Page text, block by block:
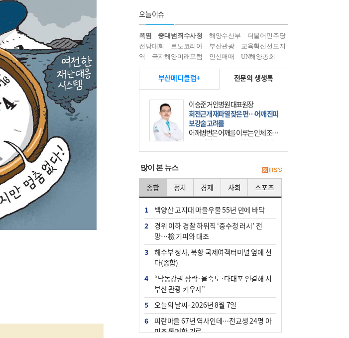
오늘이슈
폭염 중대범죄수사청 해양수산부
더불어민주당
전당대회
르노코리아 부산관광
교육혁신선도지
역
극지해양미래포럼 인신매매 UN해양총회
부산메디클럽+ 전문의 생생톡
이승준 거인병원 대표원장
회전근개 재파열 잦은 편…어깨 진피
보강술 고려를
어깨병변은 어깨를 이루는 인체 조직
에 발생하는 손상을 말한다. 여기에
는 오십견과 회전근개 증후군, 어깨
많이 본 뉴스
종합 정치 경제 사회 스포츠
1
백양산 고지대 마을우물 55년 만에 바닥
2
경위 이하 경찰 하위직 ‘중수청 러시’ 전
망…檢 기피와 대조
3
해수부 청사, 북항 국제여객터미널 옆에 선
다(종합)
4
“낙동강권 삼락·을숙도·다대포 연결해 서
부산 관광 키우자”
5
오늘의 날씨- 2026년 8월 7일
6
피란마을 67년 역사인데…전교생 24명 아
미초 통폐합 기로